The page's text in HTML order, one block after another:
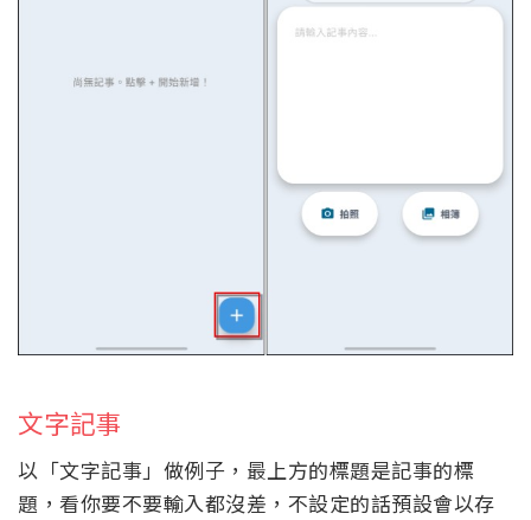
文字記事
以「文字記事」做例子，最上方的標題是記事的標
題，看你要不要輸入都沒差，不設定的話預設會以存